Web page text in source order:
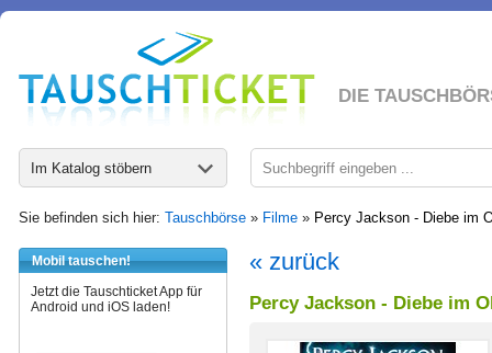
DIE
Im Katalog stöbern
Sie befinden sich hier: Tauschbörse » Filme » Percy Jackson - Diebe im
Mobil tauschen!
Jetzt die Tauschticket App für
Android und iOS laden!
« zurück
Percy Jackson - Diebe im